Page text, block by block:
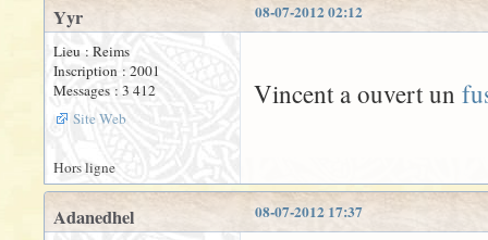
08-07-2012 02:12
Yyr
Lieu : Reims
Inscription : 2001
Messages : 3 412
Site Web
Vincent a ouvert un
Hors ligne
08-07-2012 17:37
Adanedhel